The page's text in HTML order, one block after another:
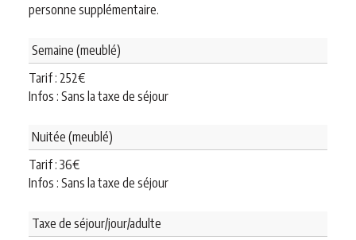
personne supplémentaire.
Semaine (meublé)
Tarif : 252€
Infos : Sans la taxe de séjour
Nuitée (meublé)
Tarif : 36€
Infos : Sans la taxe de séjour
Taxe de séjour/jour/adulte